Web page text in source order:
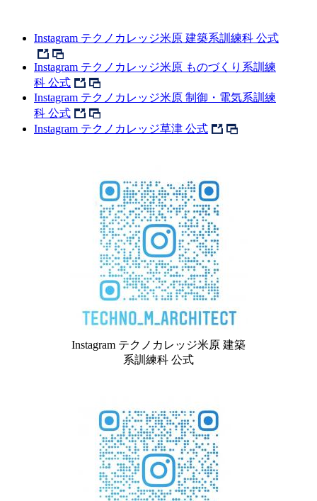
Instagram テクノカレッジ米原 建築系訓練科 公式
Instagram テクノカレッジ米原 ものづくり系訓練
科 公式
Instagram テクノカレッジ米原 制御・電気系訓練
科 公式
Instagram テクノカレッジ草津 公式
Instagram テクノカレッジ米原 建築
系訓練科 公式